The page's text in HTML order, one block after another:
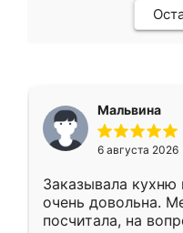
Мальвина
6 августа 2026
Заказывала кухню
очень довольна.
посчитала, на